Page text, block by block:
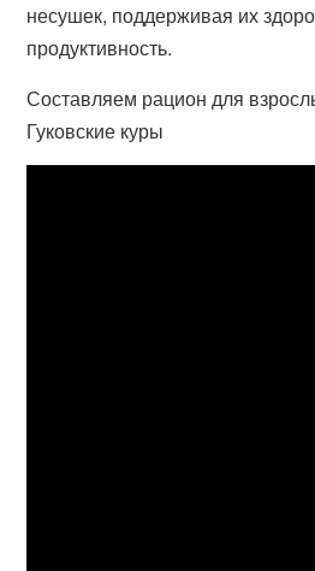
несушек, поддерживая их
продуктивность.
Составляем рацион для
Гуковские куры